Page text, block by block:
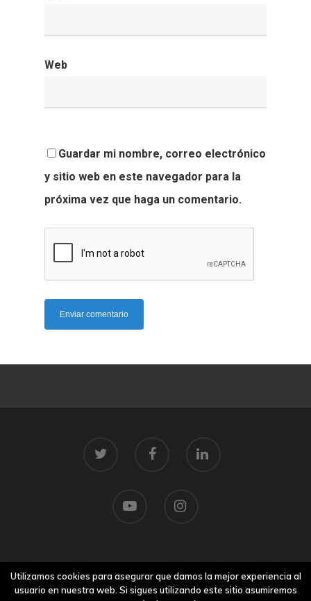
Web
Guardar mi nombre, correo electrónico
y sitio web en este navegador para la
próxima vez que haga un comentario.
Aviso legal
Utilizamos cookies para asegurar que damos la mejor experiencia al
usuario en nuestra web. Si sigues utilizando este sitio asumiremos